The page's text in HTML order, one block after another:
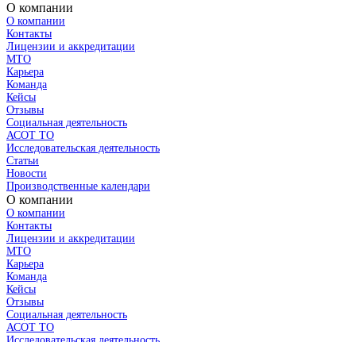
О компании
О компании
Контакты
Лицензии и аккредитации
МТО
Карьера
Команда
Кейсы
Отзывы
Социальная деятельность
АСОТ ТО
Исследовательская деятельность
Статьи
Новости
Производственные календари
О компании
О компании
Контакты
Лицензии и аккредитации
МТО
Карьера
Команда
Кейсы
Отзывы
Социальная деятельность
АСОТ ТО